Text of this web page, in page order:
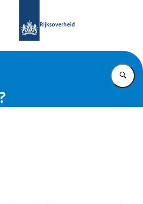
Rijksoverheid